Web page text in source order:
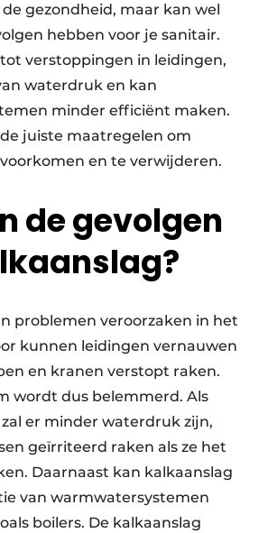
gezondheid, maar kan wel
hebben voor je sanitair.
verstoppingen in leidingen,
waterdruk en kan
minder efficiënt maken.
juiste maatregelen om
en te verwijderen.
de gevolgen
problemen veroorzaken in het
kunnen leidingen vernauwen
en kranen verstopt raken.
wordt dus belemmerd. Als
er minder waterdruk zijn,
geïrriteerd raken als ze het
Daarnaast kan kalkaanslag
van warmwatersystemen
boilers. De kalkaanslag